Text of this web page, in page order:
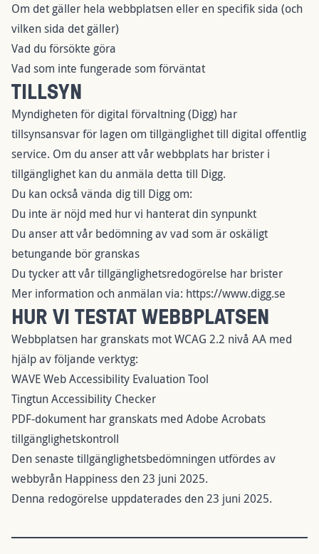
Om det gäller hela webbplatsen eller en specifik sida (och
vilken sida det gäller)
Vad du försökte göra
Vad som inte fungerade som förväntat
TILLSYN
Myndigheten för digital förvaltning (Digg) har
tillsynsansvar för lagen om tillgänglighet till digital offentlig
service. Om du anser att vår webbplats har brister i
tillgänglighet kan du anmäla detta till Digg.
Du kan också vända dig till Digg om:
Du inte är nöjd med hur vi hanterat din synpunkt
Du anser att vår bedömning av vad som är oskäligt
betungande bör granskas
Du tycker att vår tillgänglighetsredogörelse har brister
Mer information och anmälan via: https://www.digg.se
HUR VI TESTAT WEBBPLATSEN
Webbplatsen har granskats mot WCAG 2.2 nivå AA med
hjälp av följande verktyg:
WAVE Web Accessibility Evaluation Tool
Tingtun Accessibility Checker
PDF-dokument har granskats med Adobe Acrobats
tillgänglighetskontroll
Den senaste tillgänglighetsbedömningen utfördes av
webbyrån Happiness den 23 juni 2025.
Denna redogörelse uppdaterades den 23 juni 2025.